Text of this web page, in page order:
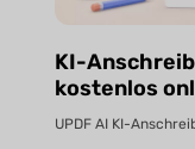
KI-
kostenlos